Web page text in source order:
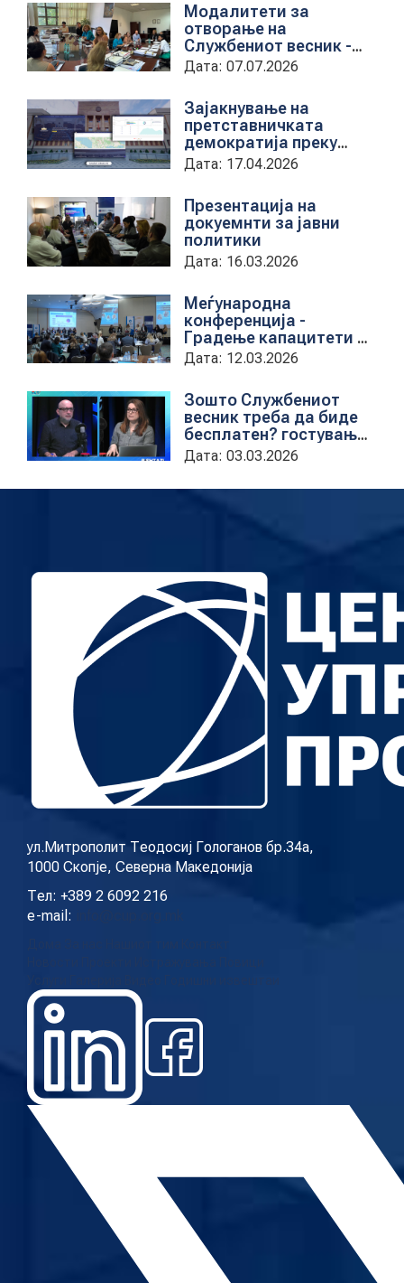
Модалитети за
отворање на
Службениот весник -
Средба со
претставници на ЈП
службен весник
Дата: 07.07.2026
Зајакнување на
претставничката
демократија преку
дигитална алатка
kancelarii.sobranie.mk
Дата: 17.04.2026
Презентација на
докуемнти за јавни
политики
Дата: 16.03.2026
Меѓународна
конференција -
Градење капацитети на
институциите за обука
на државни
службеници
Дата: 12.03.2026
Зошто Службениот
весник треба да биде
бесплатен? гостување
на проектната
кородинаторка во ЦУП
Анета Иванова
поткастот Rishatzi
Дата: 03.03.2026
ул.Митрополит Теодосиј Гологанов бр.34а,
1000 Скопје, Северна Македонија
Тел: +389 2 6092 216
e-mail: